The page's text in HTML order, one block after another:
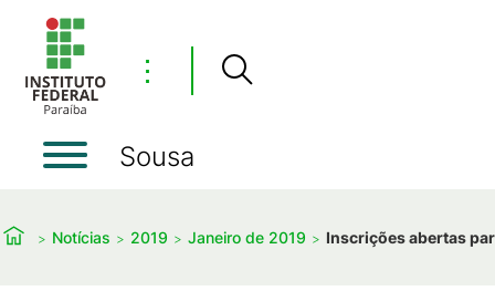
⋮
Sousa
Notícias 2019 Janeiro de 2019 Inscrições abertas